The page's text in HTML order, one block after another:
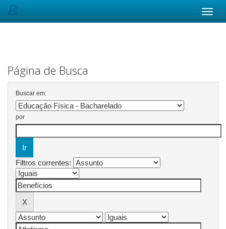
Página de Busca
Buscar em:
por
Filtros correntes: